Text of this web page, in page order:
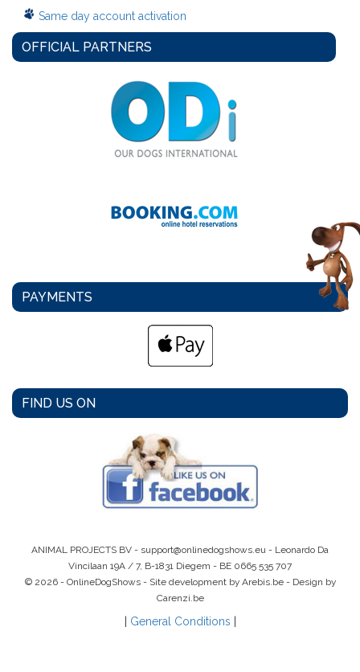
Same day account activation
OFFICIAL PARTNERS
PAYMENTS
FIND US ON
ANIMAL PROJECTS BV - support@onlinedogshows.eu - Leonardo Da
Vincilaan 19A / 7, B-1831 Diegem - BE 0665 535 707
© 2026 - OnlineDogShows - Site development by Arebis.be - Design by
Carenzi.be
General Conditions